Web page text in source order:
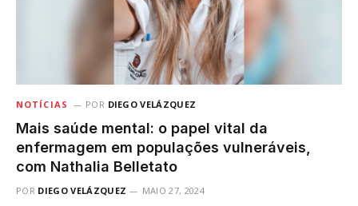
NOTÍCIAS POR DIEGO VELÁZQUEZ
Mais saúde mental: o papel vital da
enfermagem em populações vulneráveis,
com Nathalia Belletato
POR DIEGO VELÁZQUEZ MAIO 27, 2024